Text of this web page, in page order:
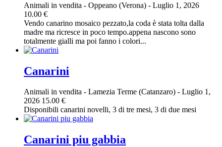
Animali in vendita - Oppeano (Verona) - Luglio 1, 2026
10.00 €
Vendo canarino mosaico pezzato,la coda è stata tolta dalla
madre ma ricresce in poco tempo.appena nascono sono
totalmente gialli ma poi fanno i colori...
Canarini
Animali in vendita - Lamezia Terme (Catanzaro) - Luglio 1,
2026 15.00 €
Disponibili canarini novelli, 3 di tre mesi, 3 di due mesi
Canarini piu gabbia